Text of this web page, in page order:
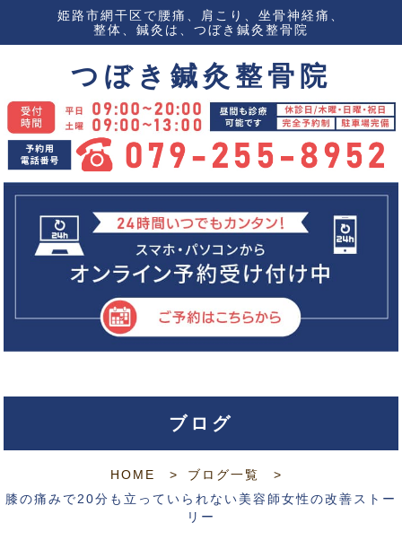
姫路市網干区で腰痛、肩こり、坐骨神経痛、
整体、鍼灸は、つぼき鍼灸整骨院
つぼき鍼灸整骨院
ブログ
HOME
ブログ一覧
膝の痛みで20分も立っていられない美容師女性の改善ストー
リー